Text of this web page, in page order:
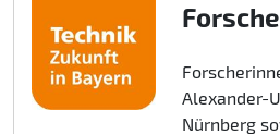
Alexander-
Nürnberg